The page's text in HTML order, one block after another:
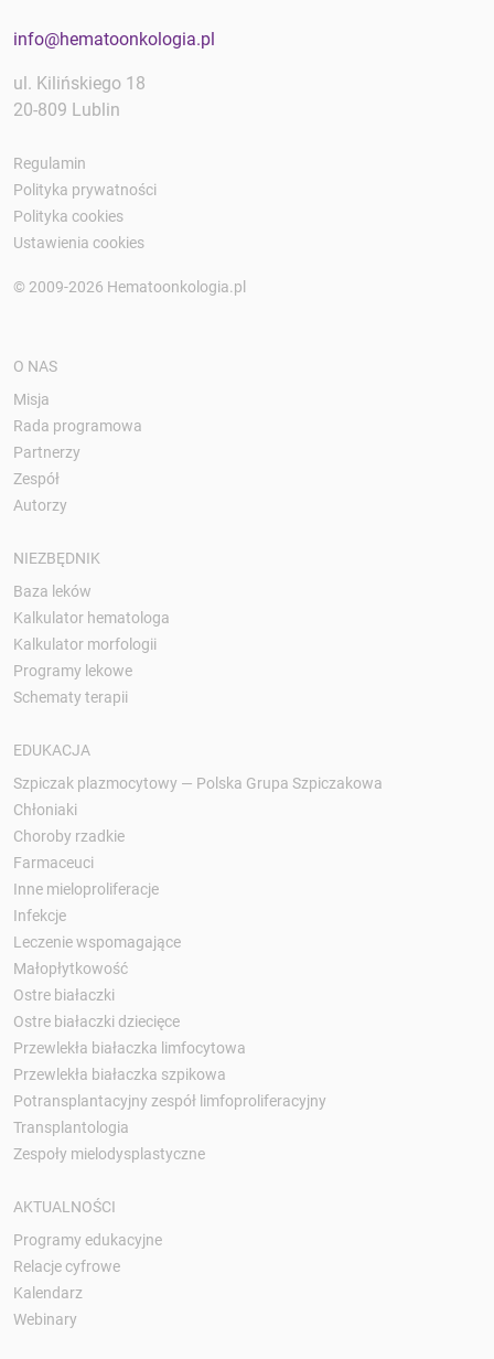
info@hematoonkologia.pl
ul. Kilińskiego 18
20-809 Lublin
Regulamin
Polityka prywatności
Polityka cookies
Ustawienia cookies
© 2009-2026 Hematoonkologia.pl
O NAS
Misja
Rada programowa
Partnerzy
Zespół
Autorzy
NIEZBĘDNIK
Baza leków
Kalkulator hematologa
Kalkulator morfologii
Programy lekowe
Schematy terapii
EDUKACJA
Szpiczak plazmocytowy — Polska Grupa Szpiczakowa
Chłoniaki
Choroby rzadkie
Farmaceuci
Inne mieloproliferacje
Infekcje
Leczenie wspomagające
Małopłytkowość
Ostre białaczki
Ostre białaczki dziecięce
Przewlekła białaczka limfocytowa
Przewlekła białaczka szpikowa
Potransplantacyjny zespół limfoproliferacyjny
Transplantologia
Zespoły mielodysplastyczne
AKTUALNOŚCI
Programy edukacyjne
Relacje cyfrowe
Kalendarz
Webinary